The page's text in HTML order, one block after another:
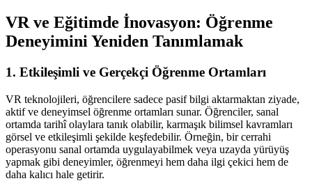
VR ve Eğitimde İnovasyon: Öğrenme
Deneyimini Yeniden Tanımlamak
1. Etkileşimli ve Gerçekçi Öğrenme Ortamları
VR teknolojileri, öğrencilere sadece pasif bilgi aktarmaktan ziyade,
aktif ve deneyimsel öğrenme ortamları sunar. Öğrenciler, sanal
ortamda tarihî olaylara tanık olabilir, karmaşık bilimsel kavramları
görsel ve etkileşimli şekilde keşfedebilir. Örneğin, bir cerrahi
operasyonu sanal ortamda uygulayabilmek veya uzayda yürüyüş
yapmak gibi deneyimler, öğrenmeyi hem daha ilgi çekici hem de
daha kalıcı hale getirir.